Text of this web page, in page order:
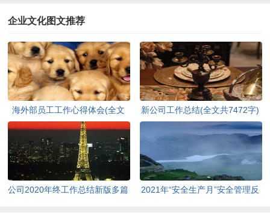
企业文化图文推荐
海外部员工工作心得体会(全文
共559字)
新公司工作总结(全文共7472字)
公司2020年终工作总结新版多篇
2021年“安全生产月”安全管理反